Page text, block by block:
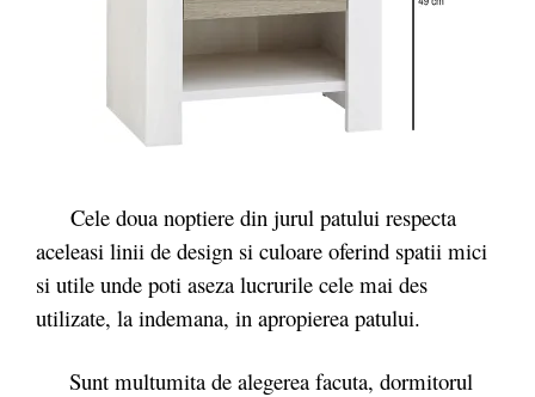
Cele doua noptiere din jurul patului respecta
aceleasi linii de design si culoare oferind spatii mici
si utile unde poti aseza lucrurile cele mai des
utilizate, la indemana, in apropierea patului.
Sunt multumita de alegerea facuta, dormitorul